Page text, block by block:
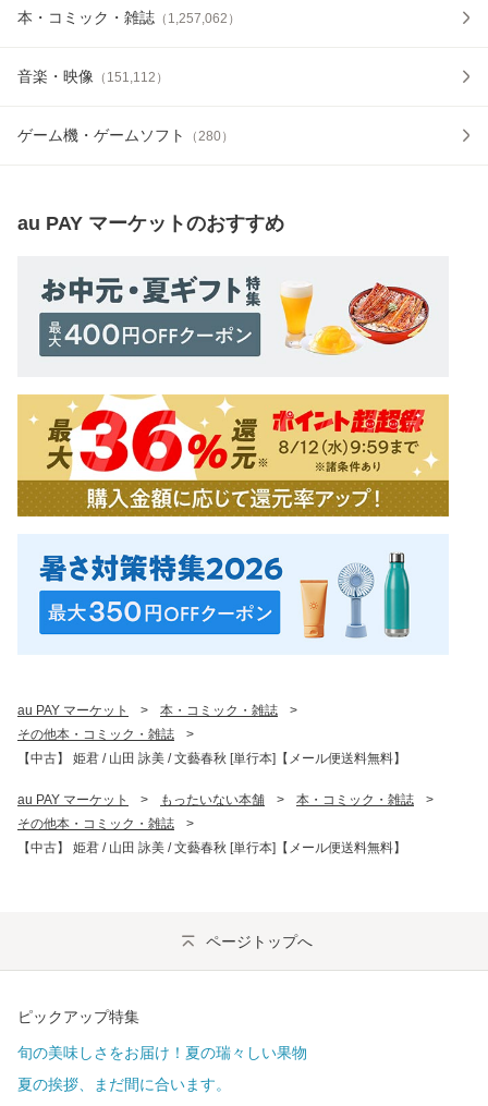
本・コミック・雑誌 （ 1,257,062 ）
音楽・映像 （ 151,112 ）
ゲーム機・ゲームソフト （280）
au PAY マーケットのおすすめ
au PAY マーケット > 本・コミック・雑誌
>
その他本・コミック・雑誌
>
【中古】 姫君 / 山田 詠美 / 文藝春秋 [単行本]【メール便送料無料】
au PAY マーケット > もったいない本舗 > 本・コミック・雑誌
>
その他本・コミック・雑誌
>
【中古】 姫君 / 山田 詠美 / 文藝春秋 [単行本]【メール便送料無料】
ページトップへ
ピックアップ特集
旬の美味しさをお届け！夏の瑞々しい果物
夏の挨拶、まだ間に合います。